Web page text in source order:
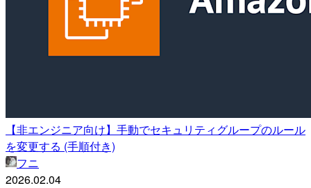
【非エンジニア向け】手動でセキュリティグループのルール
を変更する (手順付き)
フニ
2026.02.04